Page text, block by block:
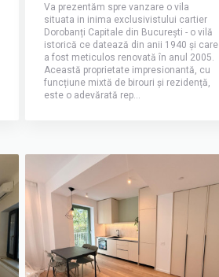
Va prezentăm spre vanzare o vila
situata in inima exclusivistului cartier
Dorobanți Capitale din București - o vilă
istorică ce datează din anii 1940 și care
a fost meticulos renovată în anul 2005.
Această proprietate impresionantă, cu
funcțiune mixtă de birouri și rezidență,
este o adevărată rep...